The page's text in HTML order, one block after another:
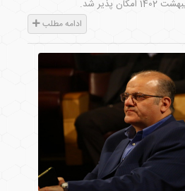
ادامه مطلب